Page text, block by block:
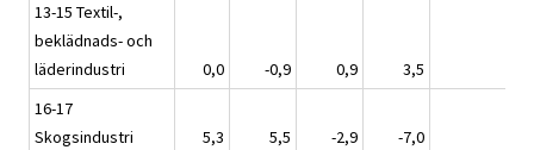
13-15 Textil-,
beklädnads- och
läderindustri
0,0 -0,9 0,9 3,5
16-17
Skogsindustri
5,3 5,5 -2,9 -7,0